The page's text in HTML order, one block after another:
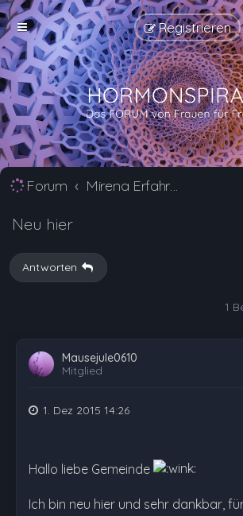
Registrieren
Forum Mirena Erfahrungsberichte und Nebenwirkungen
Neu hier
Antworten
1
Mausejule0610
Mitglied
1. Dez 2015 14:26
Hallo liebe Gemeinde
Ich bin neu hier und sehr dankbar,